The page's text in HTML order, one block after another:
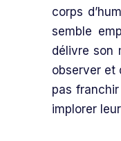
corps
semble
délivre son
observer et
pas
implorer